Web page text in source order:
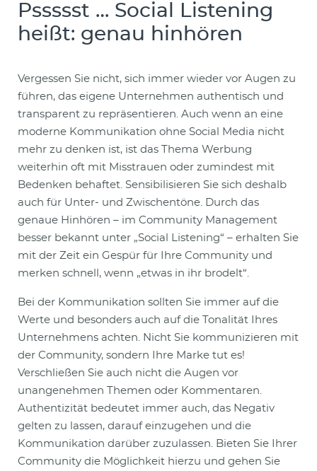
Pssssst … Social Listening
heißt: genau hinhören
Vergessen Sie nicht, sich immer wieder vor Augen zu
führen, das eigene Unternehmen authentisch und
transparent zu repräsentieren. Auch wenn an eine
moderne Kommunikation ohne Social Media nicht
mehr zu denken ist, ist das Thema Werbung
weiterhin oft mit Misstrauen oder zumindest mit
Bedenken behaftet. Sensibilisieren Sie sich deshalb
auch für Unter- und Zwischentöne. Durch das
genaue Hinhören – im Community Management
besser bekannt unter „Social Listening“ – erhalten Sie
mit der Zeit ein Gespür für Ihre Community und
merken schnell, wenn „etwas in ihr brodelt“.
Bei der Kommunikation sollten Sie immer auf die
Werte und besonders auch auf die Tonalität Ihres
Unternehmens achten. Nicht Sie kommunizieren mit
der Community, sondern Ihre Marke tut es!
Verschließen Sie auch nicht die Augen vor
unangenehmen Themen oder Kommentaren.
Authentizität bedeutet immer auch, das Negativ
gelten zu lassen, darauf einzugehen und die
Kommunikation darüber zuzulassen. Bieten Sie Ihrer
Community die Möglichkeit hierzu und gehen Sie